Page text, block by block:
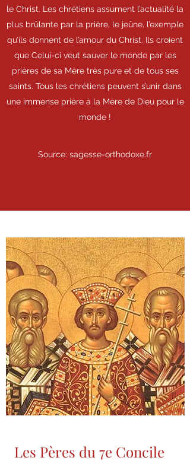
le Christ. Les chrétiens assument l’actualité la
plus brûlante par la prière, le jeûne, l’exemple
qu’ils donnent de l’amour du Christ. Ils croient
que Celui-ci veut sauver le monde par les
prières de sa Mère très pure et de tous ses
saints. Tous les chrétiens peuvent s’unir dans
une immense prière à la Mère de Dieu pour le
monde !
Source: sagesse-orthodoxe.fr
Les Pères du 7e Concile